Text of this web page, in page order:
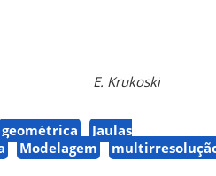
E. Krukoski
geométrica
Jaulas
Modelagem